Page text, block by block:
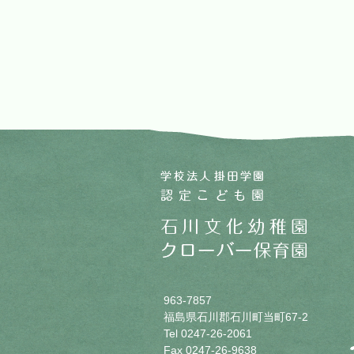
963-7857
福島県石川郡石川町当町67-2
Tel 0247-26-2061
Fax 0247-26-9638